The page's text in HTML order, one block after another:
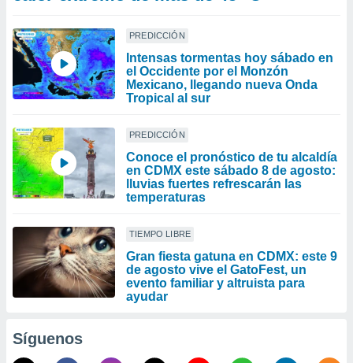
PREDICCIÓN
Intensas tormentas hoy sábado en
el Occidente por el Monzón
Mexicano, llegando nueva Onda
Tropical al sur
PREDICCIÓN
Conoce el pronóstico de tu alcaldía
en CDMX este sábado 8 de agosto:
lluvias fuertes refrescarán las
temperaturas
TIEMPO LIBRE
Gran fiesta gatuna en CDMX: este 9
de agosto vive el GatoFest, un
evento familiar y altruista para
ayudar
Síguenos